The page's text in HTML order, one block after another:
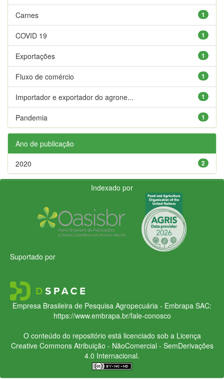
1
Carnes
1
COVID 19
1
Exportações
1
Fluxo de comércio
1
Importador e exportador do agrone...
1
Pandemia
Ano de publicação
2
2020
Indexado por
Suportado por
Empresa Brasileira de Pesquisa Agropecuária - Embrapa SAC:
https://www.embrapa.br/fale-conosco
O conteúdo do repositório está licenciado sob a Licença
Creative CommonsAtribuição - NãoComercial - SemDerivações
4.0 Internacional.